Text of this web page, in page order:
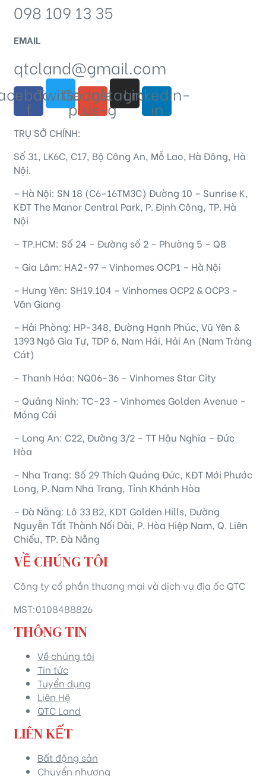
098 109 13 35
EMAIL
qtcland@gmail.com
f
TwitterGoogle-
plus-g
Instagram
Linkedin-
in
TRỤ SỞ CHÍNH:
Số 31, LK6C, C17, Bộ Công An, Mỗ Lao, Hà Đông, Hà
Nội.
– Hà Nội: SN 18 (C6-16TM3C) Đường 10 – Sunrise K,
KĐT The Manor Central Park, P. Định Công, TP. Hà
Nội
– TP.HCM: Số 24 – Đường số 2 – Phường 5 – Q8
– Gia Lâm: HA2-97 – Vinhomes OCP1 – Hà Nội
– Hưng Yên: SH19.104 – Vinhomes OCP2 & OCP3 –
Văn Giang
– Hải Phòng: HP-348, Đường Hạnh Phúc, Vũ Yên &
1393 Ngô Gia Tự, TDP 6, Nam Hải, Hải An (Nam Tràng
Cát)
– Thanh Hóa: NQ06-36 – Vinhomes Star City
– Quảng Ninh: TC-23 – Vinhomes Golden Avenue –
Móng Cái
– Long An: C22, Đường 3/2 – TT Hậu Nghĩa – Đức
Hòa
– Nha Trang: Số 29 Thích Quảng Đức, KĐT Mới Phước
Long, P. Nam Nha Trang, Tỉnh Khánh Hòa
– Đà Nẵng: Lô 33 B2, KĐT Golden Hills, Đường
Nguyễn Tất Thành Nối Dài, P. Hòa Hiệp Nam, Q. Liên
Chiểu, TP. Đà Nẵng
VỀ CHÚNG TÔI
Công ty cổ phần thương mại và dịch vụ địa ốc QTC
MST:0108488826
THÔNG TIN
Về chúng tôi
Tin tức
Tuyển dụng
Liên Hệ
QTC Land
LIÊN KẾT
Bất động sản
Chuyển nhượng